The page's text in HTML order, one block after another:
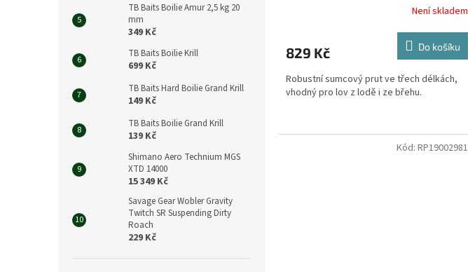
TB Baits Boilie Amur 2,5 kg 20
mm
349 Kč
TB Baits Boilie Krill
699 Kč
TB Baits Hard Boilie Grand Krill
149 Kč
TB Baits Boilie Grand Krill
139 Kč
Shimano Aero Technium MGS
XTD 14000
15 349 Kč
Savage Gear Wobler Gravity
Twitch SR Suspending Dirty
Roach
229 Kč
Není skladem
829 Kč Do košíku
Robustní sumcový prut ve třech délkách,
vhodný pro lov z lodě i ze břehu.
Kód: RP19002981